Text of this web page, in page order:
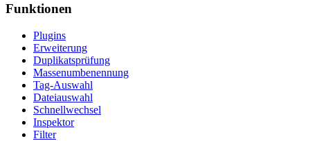
Funktionen
Plugins
Erweiterung
Duplikatsprüfung
Massenumbenennung
Tag-Auswahl
Dateiauswahl
Schnellwechsel
Inspektor
Filter